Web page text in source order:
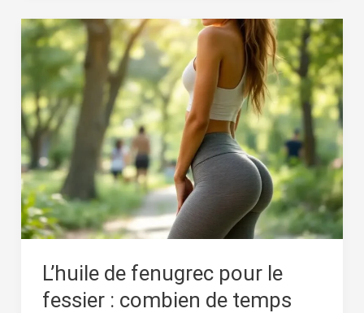
L’huile de fenugrec pour le
fessier : combien de temps
L’huile
de
fenugrec
pour
le
fessier
:
combien
de
temps
voir
des